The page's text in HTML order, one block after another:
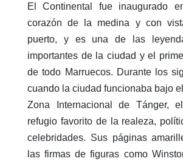
El Continental fue inaugurado
corazón de la medina y con
puerto, y es una de las
importantes de la ciudad y el
de todo Marruecos. Durante los
cuando la ciudad funcionaba bajo
Zona Internacional de Tánger,
refugio favorito de la realeza,
celebridades. Sus páginas
las firmas de figuras como